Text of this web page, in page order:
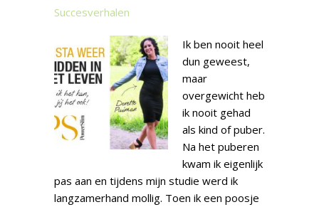
Succesverhalen
Ik ben nooit heel
dun geweest,
maar
overgewicht heb
ik nooit gehad
als kind of puber.
Na het puberen
kwam ik eigenlijk
pas aan en tijdens mijn studie werd ik
langzamerhand mollig. Toen ik een poosje